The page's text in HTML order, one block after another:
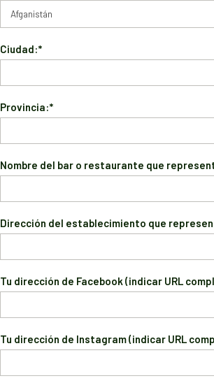
Ciudad:*
Provincia:*
Nombre del bar o restaurante que
Dirección del establecimiento que
Tu dirección de Facebook (indicar URL
Tu dirección de Instagram (indicar URL